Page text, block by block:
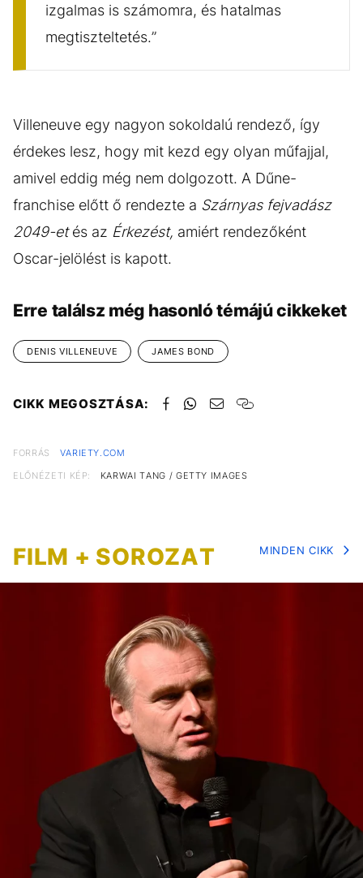
izgalmas is számomra, és hatalmas
megtiszteltetés.”
Villeneuve egy nagyon sokoldalú rendező, így
érdekes lesz, hogy mit kezd egy olyan műfajjal,
amivel eddig még nem dolgozott. A Dűne-
franchise előtt ő rendezte a Szárnyas fejvadász
2049-etés az Érkezést, amiért rendezőként
Oscar-jelölést is kapott.
Erre találsz még hasonló témájú cikkeket
DENIS VILLENEUVE JAMES BOND
CIKK MEGOSZTÁSA:
FORRÁS
VARIETY.COM
ELŐNÉZETI KÉP:
KARWAI TANG / GETTY IMAGES
FILM + SOROZAT MINDEN CIKK